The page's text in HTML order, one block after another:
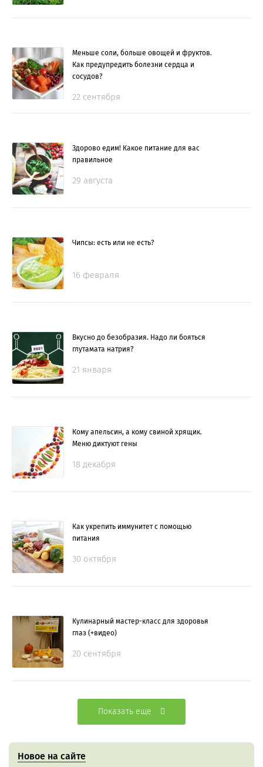
Меньше соли, больше овощей и фруктов.
Как предупредить болезни сердца и
сосудов?
22 сентября
Здорово едим! Какое питание для вас
правильное
29 августа
Чипсы: есть или не есть?
16 февраля
Вкусно до безобразия. Надо ли бояться
глутамата натрия?
21 января
Кому апельсин, а кому свиной хрящик.
Меню диктуют гены
18 декабря
Как укрепить иммунитет с помощью
питания
30 октября
Кулинарный мастер-класс для здоровья
глаз (+видео)
20 сентября
Показать еще
Новое на сайте